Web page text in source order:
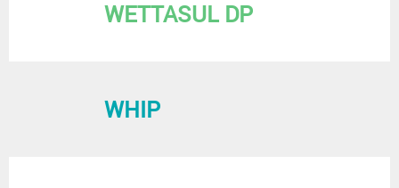
WETTASUL DP
WHIP